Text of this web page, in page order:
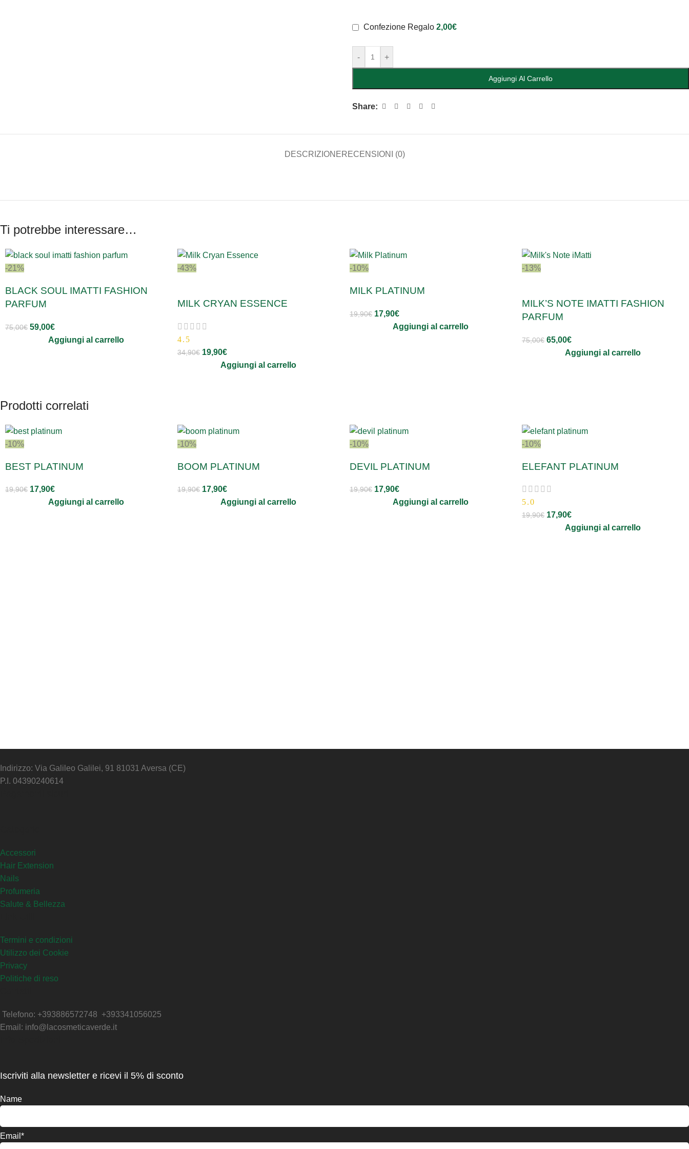
- +
Aggiungi Al Carrello
Confezione Regalo 2,00€
Share:
DESCRIZIONERECENSIONI (0)
Ti potrebbe interessare…
-21%
BLACK SOUL IMATTI FASHION
PARFUM
75,00€ 59,00€
Aggiungi al carrello
-43%
MILK CRYAN ESSENCE
4.5
34,90€ 19,90€
Aggiungi al carrello
-10%
MILK PLATINUM
19,90€ 17,90€
Aggiungi al carrello
-13%
MILK’S NOTE IMATTI FASHION
PARFUM
75,00€ 65,00€
Aggiungi al carrello
Prodotti correlati
-10%
BEST PLATINUM
19,90€ 17,90€
Aggiungi al carrello
-10%
BOOM PLATINUM
19,90€ 17,90€
Aggiungi al carrello
-10%
DEVIL PLATINUM
19,90€ 17,90€
Aggiungi al carrello
-10%
ELEFANT PLATINUM
5.0
19,90€ 17,90€
Aggiungi al carrello
Indirizzo: Via Galileo Galilei, 91 81031 Aversa (CE)
P.I. 04390240614
Accessori
Hair Extension
Nails
Profumeria
Salute & Bellezza
Termini e condizioni
Utilizzo dei Cookie
Privacy
Politiche di reso
Telefono: +393886572748 +393341056025
Email: info@lacosmeticaverde.it
Iscriviti alla newsletter e ricevi il 5% di sconto
Name
Email*